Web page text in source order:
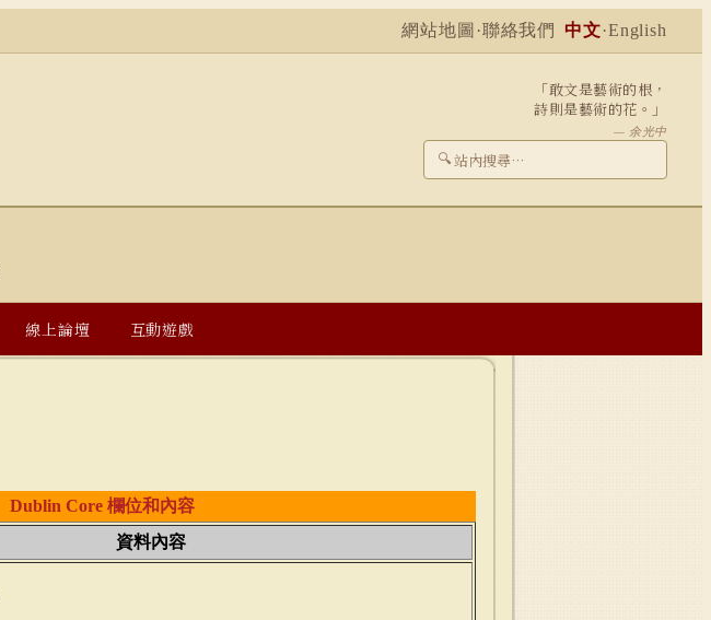
網站地圖 ·聯絡我們 中文·English
「敢文是藝術的根，
詩則是藝術的花。」
— 余光中
🔍
線上論壇 互動遊戲
Dublin Core欄位和內容
資料內容